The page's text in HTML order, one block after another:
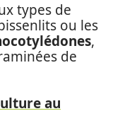
types de
ou les
,
de
au